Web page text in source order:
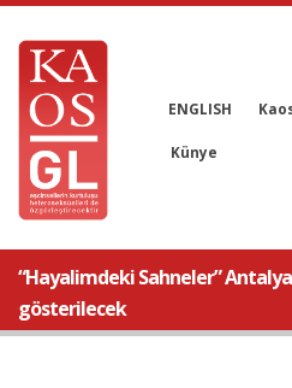
ENGLISH
Künye
“Hayalimdeki Sahneler”
gösterilecek